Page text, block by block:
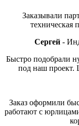
Заказывали
техническая
Сергей
Быстро подобрали
под наш проект.
Заказ оформили
работают с